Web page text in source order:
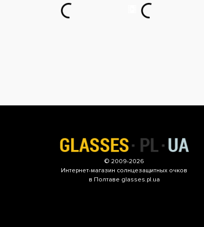
© 2009-2026
Интернет-магазин солнцезащитных очков
в Полтаве glasses.pl.ua